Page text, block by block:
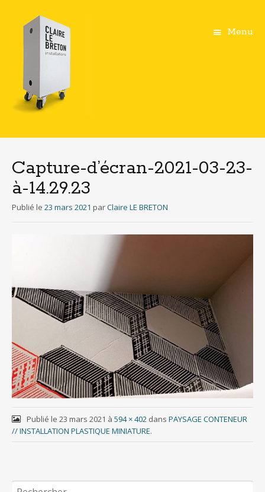
Menu
principal
Capture-d’écran-2021-03-23-
à-14.29.23
Publié le 23 mars 2021 parClaire LE BRETON
Publié le 23 mars 2021 à 594 × 402dans PAYSAGE CONTENEUR
// INSTALLATION PLASTIQUE MINIATURE.
Rechercher :